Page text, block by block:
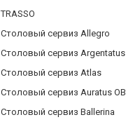
TRASSO
Столовый сервиз Allegro
Столовый сервиз Argentatus
Столовый сервиз Atlas
Столовый сервиз Auratus OB
Столовый сервиз Ballerina